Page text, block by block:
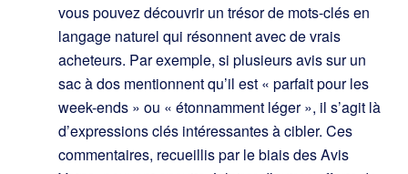
vous pouvez découvrir un trésor de mots-clés en
langage naturel qui résonnent avec de vrais
acheteurs. Par exemple, si plusieurs avis sur un
sac à dos mentionnent qu’il est « parfait pour les
week-ends » ou « étonnamment léger », il s’agit là
d’expressions clés intéressantes à cibler. Ces
commentaires, recueillis par le biais des Avis